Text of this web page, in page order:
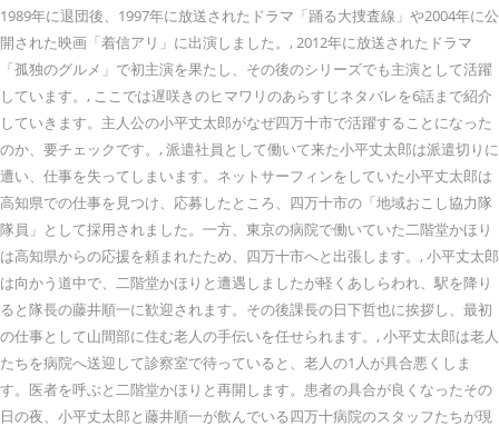
1989年に退団後、1997年に放送されたドラマ「踊る大捜査線」や2004年に公
開された映画「着信アリ」に出演しました。, 2012年に放送されたドラマ
「孤独のグルメ」で初主演を果たし、その後のシリーズでも主演として活躍
しています。, ここでは遅咲きのヒマワリのあらすじネタバレを6話まで紹介
していきます。主人公の小平丈太郎がなぜ四万十市で活躍することになった
のか、要チェックです。, 派遣社員として働いて来た小平丈太郎は派遣切りに
遭い、仕事を失ってしまいます。ネットサーフィンをしていた小平丈太郎は
高知県での仕事を見つけ、応募したところ、四万十市の「地域おこし協力隊
隊員」として採用されました。一方、東京の病院で働いていた二階堂かほり
は高知県からの応援を頼まれたため、四万十市へと出張します。, 小平丈太郎
は向かう道中で、二階堂かほりと遭遇しましたが軽くあしらわれ、駅を降り
ると隊長の藤井順一に歓迎されます。その後課長の日下哲也に挨拶し、最初
の仕事として山間部に住む老人の手伝いを任せられます。, 小平丈太郎は老人
たちを病院へ送迎して診察室で待っていると、老人の1人が具合悪くしま
す。医者を呼ぶと二階堂かほりと再開します。患者の具合が良くなったその
日の夜、小平丈太郎と藤井順一が飲んでいる四万十病院のスタッフたちが現